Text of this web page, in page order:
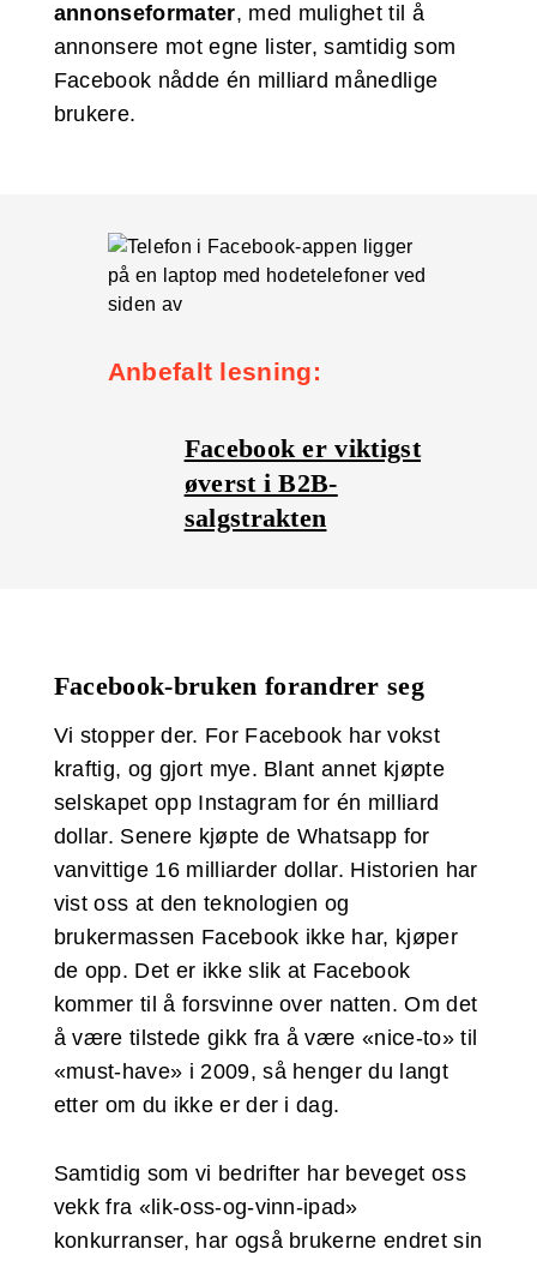
annonseformater, med mulighet til å
annonsere mot egne lister, samtidig som
Facebook nådde én milliard månedlige
brukere.
Anbefalt lesning:
Facebook er viktigst
øverst i B2B-
salgstrakten
Facebook-bruken forandrer seg
Vi stopper der. For Facebook har vokst
kraftig, og gjort mye. Blant annet kjøpte
selskapet opp Instagram for én milliard
dollar. Senere kjøpte de Whatsapp for
vanvittige 16 milliarder dollar. Historien har
vist oss at den teknologien og
brukermassen Facebook ikke har, kjøper
de opp. Det er ikke slik at Facebook
kommer til å forsvinne over natten. Om det
å være tilstede gikk fra å være «nice-to» til
«must-have» i 2009, så henger du langt
etter om du ikke er der i dag.
Samtidig som vi bedrifter har beveget oss
vekk fra «lik-oss-og-vinn-ipad»
konkurranser, har også brukerne endret sin